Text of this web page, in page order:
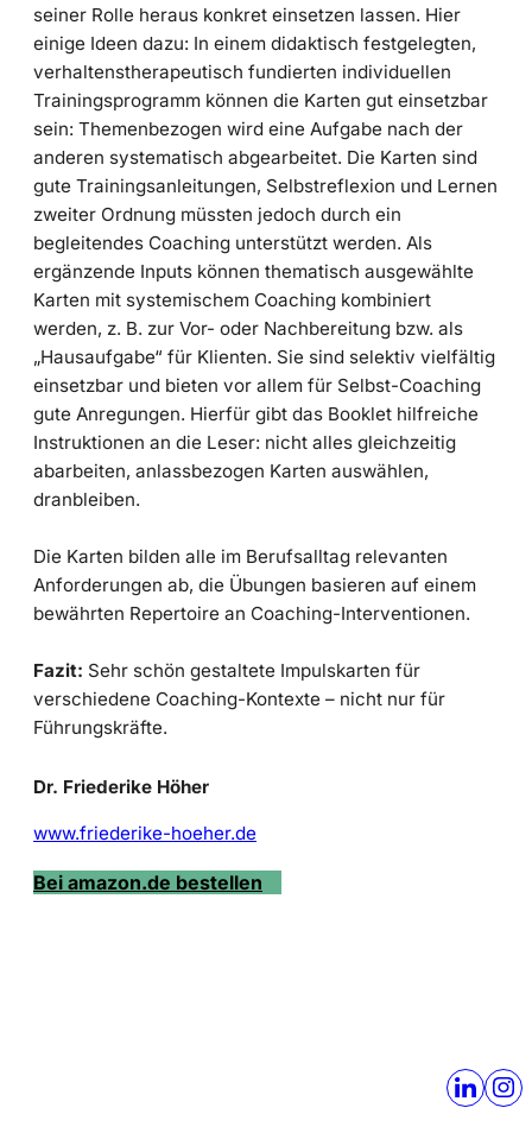
seiner Rolle heraus konkret einsetzen lassen. Hier
einige Ideen dazu: In einem didaktisch festgelegten,
verhaltenstherapeutisch fundierten individuellen
Trainingsprogramm können die Karten gut einsetzbar
sein: Themenbezogen wird eine Aufgabe nach der
anderen systematisch abgearbeitet. Die Karten sind
gute Trainingsanleitungen, Selbstreflexion und Lernen
zweiter Ordnung müssten jedoch durch ein
begleitendes Coaching unterstützt werden. Als
ergänzende Inputs können thematisch ausgewählte
Karten mit systemischem Coaching kombiniert
werden, z. B. zur Vor- oder Nachbereitung bzw. als
„Hausaufgabe“ für Klienten. Sie sind selektiv vielfältig
einsetzbar und bieten vor allem für Selbst-Coaching
gute Anregungen. Hierfür gibt das Booklet hilfreiche
Instruktionen an die Leser: nicht alles gleichzeitig
abarbeiten, anlassbezogen Karten auswählen,
dranbleiben.
Die Karten bilden alle im Berufsalltag relevanten
Anforderungen ab, die Übungen basieren auf einem
bewährten Repertoire an Coaching-Interventionen.
Fazit: Sehr schön gestaltete Impulskarten für
verschiedene Coaching-Kontexte – nicht nur für
Führungskräfte.
Dr. Friederike Höher
www.friederike-hoeher.de
Bei amazon.de bestellen